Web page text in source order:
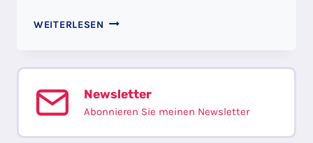
WEITERLESEN FRAGE
KI:
PROFITIERT
VOM
KRIEG?“
Newsletter
Abonnieren Sie meinen Newsletter